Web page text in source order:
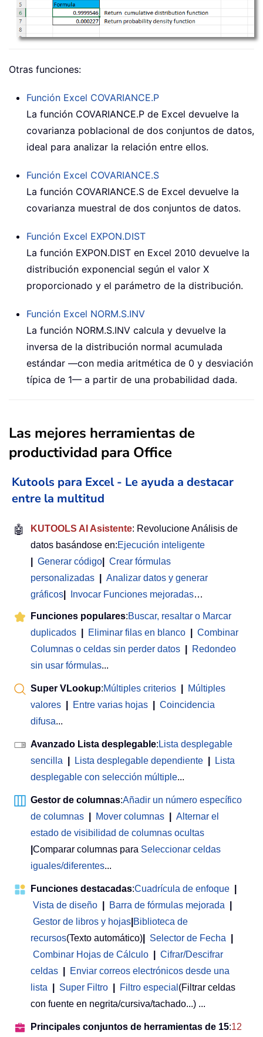
Otras funciones:
Función Excel COVARIANCE.P
La función COVARIANCE.P de Excel devuelve la
covarianza poblacional de dos conjuntos de datos,
ideal para analizar la relación entre ellos.
Función Excel COVARIANCE.S
La función COVARIANCE.S de Excel devuelve la
covarianza muestral de dos conjuntos de datos.
Función Excel EXPON.DIST
La función EXPON.DIST en Excel 2010 devuelve la
distribución exponencial según el valor X
proporcionado y el parámetro de la distribución.
Función Excel NORM.S.INV
La función NORM.S.INV calcula y devuelve la
inversa de la distribución normal acumulada
estándar —con media aritmética de 0 y desviación
típica de 1— a partir de una probabilidad dada.
Las mejores herramientas de
productividad para Office
Kutools para Excel - Le ayuda a destacar
entre la multitud
🤖 KUTOOLS AI Asistente: Revolucione Análisis de
datos basándose en:Ejecución inteligente
Generar código
Crear fórmulas
personalizadas
Analizar datos y generar
gráficos
Invocar Funciones mejoradas…
Funciones populares:Buscar, resaltar o Marcar
duplicados
Eliminar filas en blanco
Combinar
Columnas o celdas sin perder datos
Redondeo
sin usar fórmulas...
Super VLookup:Múltiples criterios
Múltiples
valores
Entre varias hojas
Coincidencia
difusa...
Avanzado Lista desplegable: Lista desplegable
sencilla
Lista desplegable dependiente
Lista
desplegable con selección múltiple...
Gestor de columnas:Añadir un número específico
de columnas
Mover columnas
Alternar el
estado de visibilidad de columnas ocultas
Comparar columnas para Seleccionar celdas
iguales/diferentes...
Funciones destacadas:Cuadrícula de enfoque
Vista de diseño
Barra de fórmulas mejorada
Gestor de libros y hojas Biblioteca de
recursos(Texto automático) Selector de Fecha
Combinar Hojas de Cálculo
Cifrar/Descifrar
celdas
Enviar correos electrónicos desde una
lista
Super Filtro Filtro especial (Filtrar celdas
con fuente en negrita/cursiva/tachado...) ...
Principales conjuntos de herramientas de 15:12